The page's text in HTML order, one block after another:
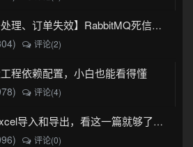
【延时任务处理、订单失效】RabbitMQ死信队列实现
评论(2)
程依赖配置，小白也能看得懂
评论(4)
Java实现Excel导入和导出，看这一篇就够了(珍藏版)
评论(0)